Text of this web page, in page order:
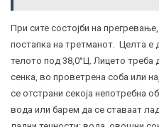
При сите состојби на
постапка на третманот. Целта е
телото под 38,0°Ц. Лицето треба
сенка, во проветрена соба или
се отстрани секоја непотребна
вода или барем да се ставаат